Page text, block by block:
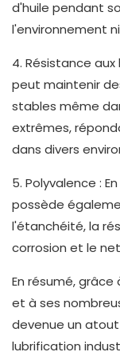
d'huile pendant
l'environnement
4. Résistance
peut maintenir
stables même
extrêmes,
dans divers
5. Polyvalence :
possède
l'étanchéité, la
corrosion et le
En résumé,
et à ses
devenue un
lubrification